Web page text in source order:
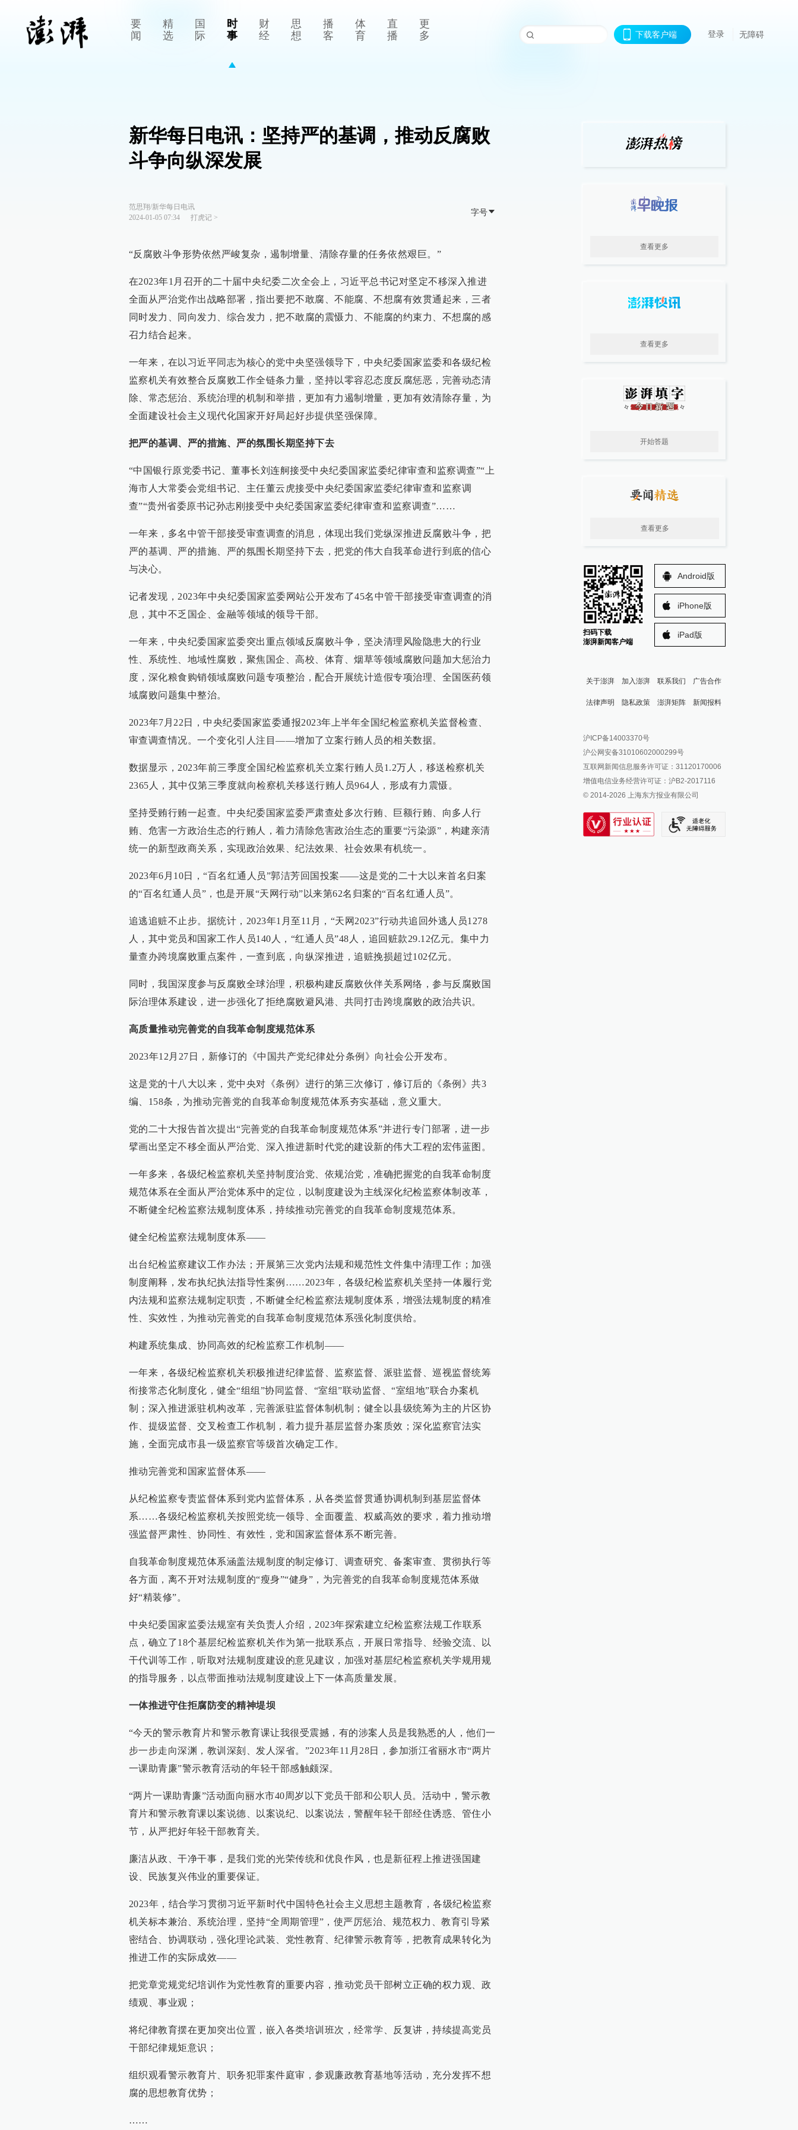
要
闻
精
选
国
际
时
事
财
经
思
想
播
客
体
育
直
播
更
多
下载客户端 登录 无障碍
新华每日电讯：坚持严的基调，推动反腐败
斗争向纵深发展
范思翔/新华每日电讯
2024-01-05 07:34
打虎记>
字号
“反腐败斗争形势依然严峻复杂，遏制增量、清除存量的任务依然艰巨。”
在2023年1月召开的二十届中央纪委二次全会上，习近平总书记对坚定不移深入推进
全面从严治党作出战略部署，指出要把不敢腐、不能腐、不想腐有效贯通起来，三者
同时发力、同向发力、综合发力，把不敢腐的震慑力、不能腐的约束力、不想腐的感
召力结合起来。
一年来，在以习近平同志为核心的党中央坚强领导下，中央纪委国家监委和各级纪检
监察机关有效整合反腐败工作全链条力量，坚持以零容忍态度反腐惩恶，完善动态清
除、常态惩治、系统治理的机制和举措，更加有力遏制增量，更加有效清除存量，为
全面建设社会主义现代化国家开好局起好步提供坚强保障。
把严的基调、严的措施、严的氛围长期坚持下去
“中国银行原党委书记、董事长刘连舸接受中央纪委国家监委纪律审查和监察调查”“上
海市人大常委会党组书记、主任董云虎接受中央纪委国家监委纪律审查和监察调
查”“贵州省委原书记孙志刚接受中央纪委国家监委纪律审查和监察调查”……
一年来，多名中管干部接受审查调查的消息，体现出我们党纵深推进反腐败斗争，把
严的基调、严的措施、严的氛围长期坚持下去，把党的伟大自我革命进行到底的信心
与决心。
记者发现，2023年中央纪委国家监委网站公开发布了45名中管干部接受审查调查的消
息，其中不乏国企、金融等领域的领导干部。
一年来，中央纪委国家监委突出重点领域反腐败斗争，坚决清理风险隐患大的行业
性、系统性、地域性腐败，聚焦国企、高校、体育、烟草等领域腐败问题加大惩治力
度，深化粮食购销领域腐败问题专项整治，配合开展统计造假专项治理、全国医药领
域腐败问题集中整治。
2023年7月22日，中央纪委国家监委通报2023年上半年全国纪检监察机关监督检查、
审查调查情况。一个变化引人注目——增加了立案行贿人员的相关数据。
数据显示，2023年前三季度全国纪检监察机关立案行贿人员1.2万人，移送检察机关
2365人，其中仅第三季度就向检察机关移送行贿人员964人，形成有力震慑。
坚持受贿行贿一起查。中央纪委国家监委严肃查处多次行贿、巨额行贿、向多人行
贿、危害一方政治生态的行贿人，着力清除危害政治生态的重要“污染源”，构建亲清
统一的新型政商关系，实现政治效果、纪法效果、社会效果有机统一。
2023年6月10日，“百名红通人员”郭洁芳回国投案——这是党的二十大以来首名归案
的“百名红通人员”，也是开展“天网行动”以来第62名归案的“百名红通人员”。
追逃追赃不止步。据统计，2023年1月至11月，“天网2023”行动共追回外逃人员1278
人，其中党员和国家工作人员140人，“红通人员”48人，追回赃款29.12亿元。集中力
量查办跨境腐败重点案件，一查到底，向纵深推进，追赃挽损超过102亿元。
同时，我国深度参与反腐败全球治理，积极构建反腐败伙伴关系网络，参与反腐败国
际治理体系建设，进一步强化了拒绝腐败避风港、共同打击跨境腐败的政治共识。
高质量推动完善党的自我革命制度规范体系
2023年12月27日，新修订的《中国共产党纪律处分条例》向社会公开发布。
这是党的十八大以来，党中央对《条例》进行的第三次修订，修订后的《条例》共3
编、158条，为推动完善党的自我革命制度规范体系夯实基础，意义重大。
党的二十大报告首次提出“完善党的自我革命制度规范体系”并进行专门部署，进一步
擘画出坚定不移全面从严治党、深入推进新时代党的建设新的伟大工程的宏伟蓝图。
一年多来，各级纪检监察机关坚持制度治党、依规治党，准确把握党的自我革命制度
规范体系在全面从严治党体系中的定位，以制度建设为主线深化纪检监察体制改革，
不断健全纪检监察法规制度体系，持续推动完善党的自我革命制度规范体系。
健全纪检监察法规制度体系——
出台纪检监察建议工作办法；开展第三次党内法规和规范性文件集中清理工作；加强
制度阐释，发布执纪执法指导性案例……2023年，各级纪检监察机关坚持一体履行党
内法规和监察法规制定职责，不断健全纪检监察法规制度体系，增强法规制度的精准
性、实效性，为推动完善党的自我革命制度规范体系强化制度供给。
构建系统集成、协同高效的纪检监察工作机制——
一年来，各级纪检监察机关积极推进纪律监督、监察监督、派驻监督、巡视监督统筹
衔接常态化制度化，健全“组组”协同监督、“室组”联动监督、“室组地”联合办案机
制；深入推进派驻机构改革，完善派驻监督体制机制；健全以县级统筹为主的片区协
作、提级监督、交叉检查工作机制，着力提升基层监督办案质效；深化监察官法实
施，全面完成市县一级监察官等级首次确定工作。
推动完善党和国家监督体系——
从纪检监察专责监督体系到党内监督体系，从各类监督贯通协调机制到基层监督体
系……各级纪检监察机关按照党统一领导、全面覆盖、权威高效的要求，着力推动增
强监督严肃性、协同性、有效性，党和国家监督体系不断完善。
自我革命制度规范体系涵盖法规制度的制定修订、调查研究、备案审查、贯彻执行等
各方面，离不开对法规制度的“瘦身”“健身”，为完善党的自我革命制度规范体系做
好“精装修”。
中央纪委国家监委法规室有关负责人介绍，2023年探索建立纪检监察法规工作联系
点，确立了18个基层纪检监察机关作为第一批联系点，开展日常指导、经验交流、以
干代训等工作，听取对法规制度建设的意见建议，加强对基层纪检监察机关学规用规
的指导服务，以点带面推动法规制度建设上下一体高质量发展。
一体推进守住拒腐防变的精神堤坝
“今天的警示教育片和警示教育课让我很受震撼，有的涉案人员是我熟悉的人，他们一
步一步走向深渊，教训深刻、发人深省。”2023年11月28日，参加浙江省丽水市“两片
一课助青廉”警示教育活动的年轻干部感触颇深。
“两片一课助青廉”活动面向丽水市40周岁以下党员干部和公职人员。活动中，警示教
育片和警示教育课以案说德、以案说纪、以案说法，警醒年轻干部经住诱惑、管住小
节，从严把好年轻干部教育关。
廉洁从政、干净干事，是我们党的光荣传统和优良作风，也是新征程上推进强国建
设、民族复兴伟业的重要保证。
2023年，结合学习贯彻习近平新时代中国特色社会主义思想主题教育，各级纪检监察
机关标本兼治、系统治理，坚持“全周期管理”，使严厉惩治、规范权力、教育引导紧
密结合、协调联动，强化理论武装、党性教育、纪律警示教育等，把教育成果转化为
推进工作的实际成效——
把党章党规党纪培训作为党性教育的重要内容，推动党员干部树立正确的权力观、政
绩观、事业观；
将纪律教育摆在更加突出位置，嵌入各类培训班次，经常学、反复讲，持续提高党员
干部纪律规矩意识；
组织观看警示教育片、职务犯罪案件庭审，参观廉政教育基地等活动，充分发挥不想
腐的思想教育优势；
……
查看更多
查看更多
开始答题
查看更多
扫码下载
澎湃新闻客户端
Android版
iPhone版
iPad版
关于澎湃 加入澎湃 联系我们 广告合作
法律声明 隐私政策 澎湃矩阵
澎湃新闻公众号
澎湃新闻抖音号
派生万物开放平台
IP SHANGHAI
SIXTH TONE
新闻报料
报料邮箱: news@thepaper.cn
沪ICP备14003370号
沪公网安备31010602000299号
互联网新闻信息服务许可证：31120170006
增值电信业务经营许可证：沪B2-2017116
© 2014-2026 上海东方报业有限公司